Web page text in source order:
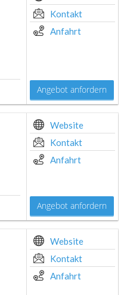
Kontakt
Anfahrt
Angebot anfordern
Website
Kontakt
Anfahrt
Angebot anfordern
Website
Kontakt
Anfahrt